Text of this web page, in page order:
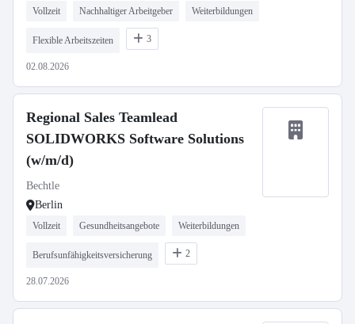
Vollzeit Nachhaltiger Arbeitgeber Weiterbildungen
Flexible Arbeitszeiten 3
02.08.2026
Regional Sales Teamlead
SOLIDWORKS Software Solutions
(w/m/d)
Bechtle
Berlin
Vollzeit Gesundheitsangebote Weiterbildungen
Berufsunfähigkeitsversicherung 2
28.07.2026